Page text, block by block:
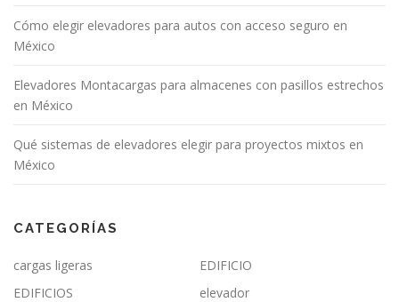
Cómo elegir elevadores para autos con acceso seguro en
México
Elevadores Montacargas para almacenes con pasillos estrechos
en México
Qué sistemas de elevadores elegir para proyectos mixtos en
México
CATEGORÍAS
cargas ligeras
EDIFICIO
EDIFICIOS
elevador